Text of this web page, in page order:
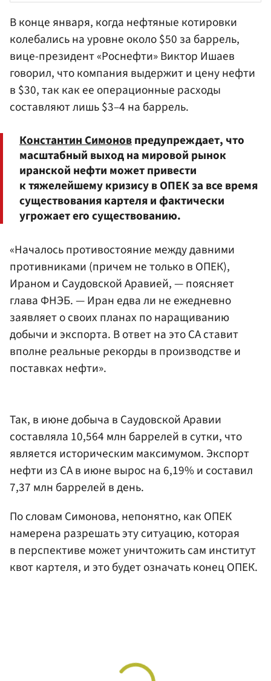
В конце января, когда нефтяные котировки
колебались на уровне около $50 за баррель,
вице-президент «Роснефти»Виктор Ишаев
говорил, что компания выдержит и цену нефти
в $30, так как ее операционные расходы
составляют лишь $3–4 на баррель.
Константин Симоновпредупреждает, что
масштабный выход на мировой рынок
иранской нефти может привести
к тяжелейшему кризису в ОПЕК за все время
существования картеля и фактически
угрожает его существованию.
«Началось противостояние между давними
противниками (причем не только в ОПЕК),
Ираном и Саудовской Аравией, — поясняет
глава ФНЭБ. — Иран едва ли не ежедневно
заявляет о своих планах по наращиванию
добычи и экспорта. В ответ на это СА ставит
вполне реальные рекорды в производстве и
поставках нефти».
Так, в июне добыча в Саудовской Аравии
составляла 10,564 млн баррелей в сутки, что
является историческим максимумом. Экспорт
нефти из СА в июне вырос на 6,19% и составил
7,37 млн баррелей в день.
По словам Симонова, непонятно, как ОПЕК
намерена разрешать эту ситуацию, которая
в перспективе может уничтожить сам институт
квот картеля, и это будет означать конец ОПЕК.